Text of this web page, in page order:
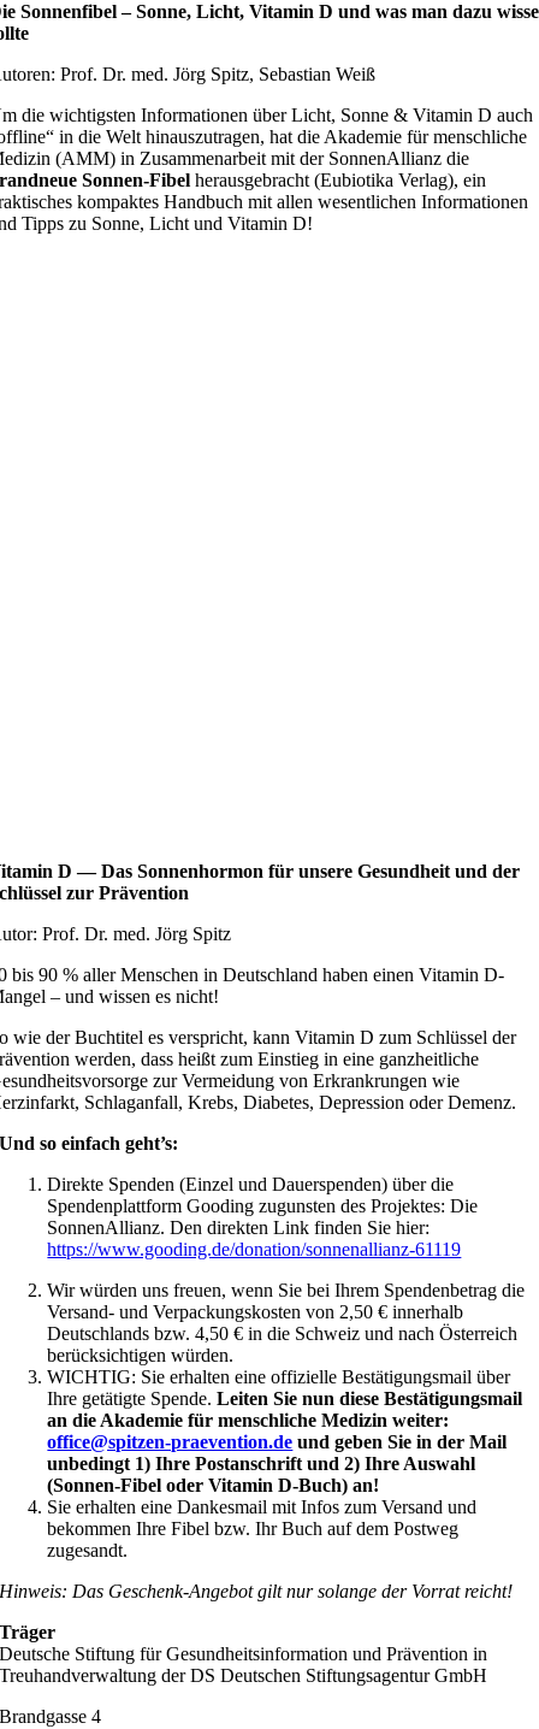
Sonnenfibel – Sonne, Licht, Vitamin D und was man dazu
Prof. Dr. med. Jörg Spitz, Sebastian Weiß
die wichtigsten Informationen über Licht, Sonne & Vitamin D auch
in die Welt hinauszutragen, hat die Akademie für menschliche
(AMM) in Zusammenarbeit mit der SonnenAllianz die
Sonnen-Fibel herausgebracht (Eubiotika Verlag), ein
kompaktes Handbuch mit allen wesentlichen Informationen
Tipps zu Sonne, Licht und Vitamin D!
D — Das Sonnenhormon für unsere Gesundheit und der
zur Prävention
Prof. Dr. med. Jörg Spitz
bis 90 % aller Menschen in Deutschland haben einen Vitamin D-
– und wissen es nicht!
wie der Buchtitel es verspricht, kann Vitamin D zum Schlüssel der
werden, dass heißt zum Einstieg in eine ganzheitliche
zur Vermeidung von Erkrankrungen wie
Schlaganfall, Krebs, Diabetes, Depression oder Demenz.
Und so einfach geht’s:
Direkte Spenden (Einzel und Dauerspenden) über die
Spendenplattform Gooding zugunsten des Projektes: Die
SonnenAllianz.Den direkten Link finden Sie hier:
https://www.gooding.de/donation/sonnenallianz-61119
Wir würden uns freuen, wenn Sie bei Ihrem Spendenbetrag die
Versand- und Verpackungskosten von 2,50 € innerhalb
Deutschlands bzw. 4,50 € in die Schweiz und nach Österreich
berücksichtigen würden.
WICHTIG: Sie erhalten eine offizielle Bestätigungsmail über
Ihre getätigte Spende.Leiten Sie nun diese Bestätigungsmail
an die Akademie für menschliche Medizin weiter:
office@spitzen-praevention.de und geben Sie in der Mail
unbedingt 1) Ihre Postanschrift und 2) Ihre Auswahl
(Sonnen-Fibel oder Vitamin D-Buch) an!
Sie erhalten eine Dankesmail mit Infos zum Versand und
bekommen Ihre Fibel bzw. Ihr Buch auf dem Postweg
zugesandt.
Hinweis: Das Geschenk-Angebot gilt nur solange der Vorrat reicht!
Träger
Deutsche Stiftung für Gesundheitsinformation und Prävention in
Treuhandverwaltung der DS Deutschen Stiftungsagentur GmbH
Brandgasse 4